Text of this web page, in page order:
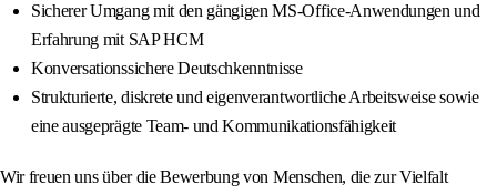
Sicherer Umgang mit den gängigen MS-Office-Anwendungen und
Erfahrung mit SAP HCM
Konversationssichere Deutschkenntnisse
Strukturierte, diskrete und eigenverantwortliche Arbeitsweise sowie
eine ausgeprägte Team- und Kommunikationsfähigkeit
Wir freuen uns über die Bewerbung von Menschen, die zur Vielfalt